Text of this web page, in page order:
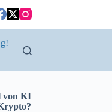
von KI